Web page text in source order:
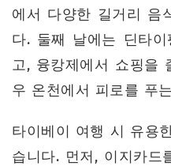
에서 다양한 길거리 음
다. 둘째 날에는 딘타
고, 융캉제에서 쇼핑을
우 온천에서 피로를 푸
타이베이 여행 시 유용
습니다. 먼저, 이지카드